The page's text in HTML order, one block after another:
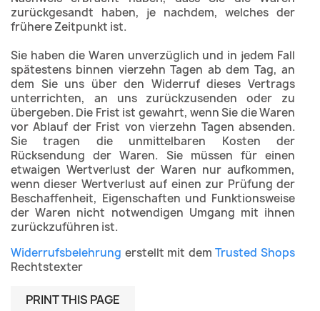
zurückgesandt haben, je nachdem, welches der
frühere Zeitpunkt ist.
Sie haben die Waren unverzüglich und in jedem Fall
spätestens binnen vierzehn Tagen ab dem Tag, an
dem Sie uns über den Widerruf dieses Vertrags
unterrichten, an uns zurückzusenden oder zu
übergeben. Die Frist ist gewahrt, wenn Sie die Waren
vor Ablauf der Frist von vierzehn Tagen absenden.
Sie tragen die unmittelbaren Kosten der
Rücksendung der Waren. Sie müssen für einen
etwaigen Wertverlust der Waren nur aufkommen,
wenn dieser Wertverlust auf einen zur Prüfung der
Beschaffenheit, Eigenschaften und Funktionsweise
der Waren nicht notwendigen Umgang mit ihnen
zurückzuführen ist.
Widerrufsbelehrung erstellt mit demTrusted Shops
Rechtstexter